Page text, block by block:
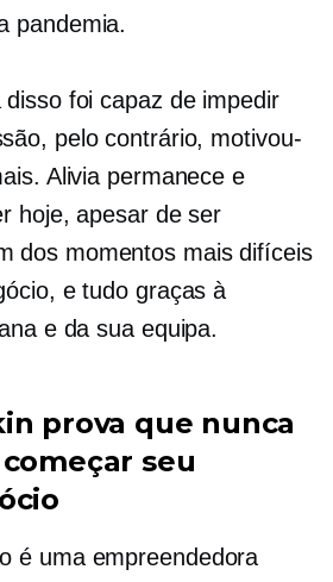
pandemia.
foi capaz de impedir
pelo contrário, motivou-
Alivia permanece e
hoje, apesar de ser
dos momentos mais difíceis
e tudo graças à
e da sua equipa.
prova que nunca
seu
é uma empreendedora